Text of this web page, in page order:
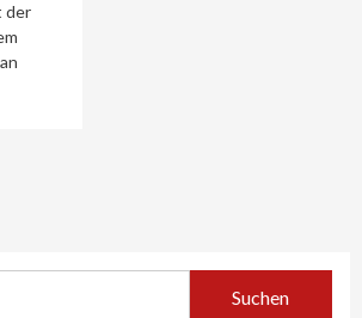
der
Suchen